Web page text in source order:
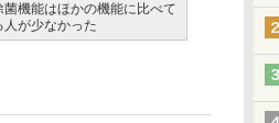
機能はほかの機能に比べて
が少なかった